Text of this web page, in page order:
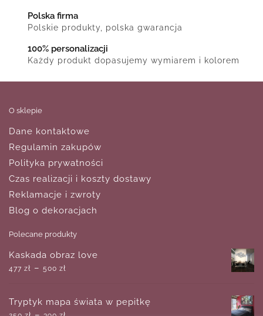
Polska firma
Polskie produkty, polska gwarancja
100% personalizacji
Każdy produkt dopasujemy wymiarem i kolorem
O sklepie
Dane kontaktowe
Regulamin zakupów
Polityka prywatności
Czas realizacji i koszty dostawy
Reklamacje i zwroty
Blog o dekoracjach
Polecane produkty
Kaskada obraz love
477 zł – 500 zł
Tryptyk mapa świata w pepitkę